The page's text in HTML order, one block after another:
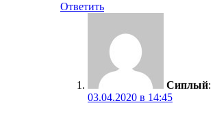
Ответить
Сиплый:
03.04.2020 в 14:45